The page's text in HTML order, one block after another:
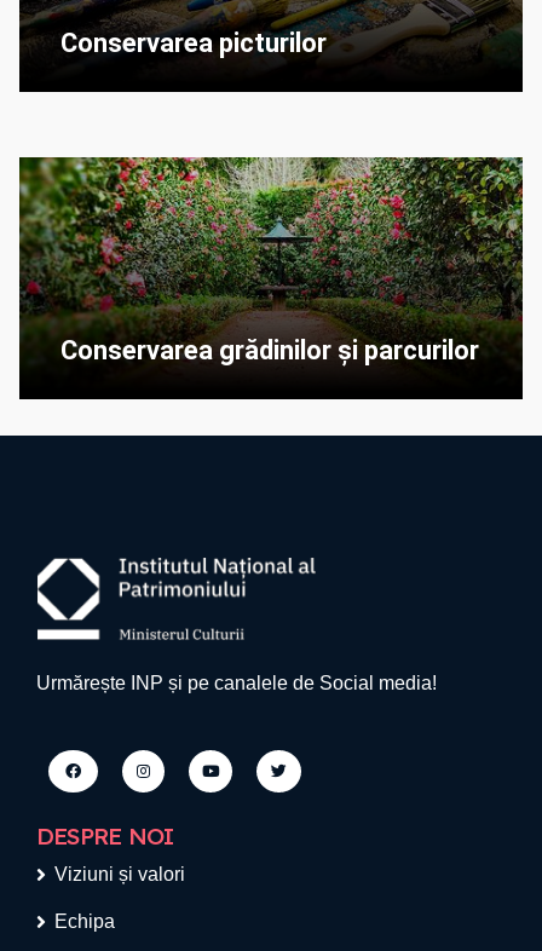
Conservarea picturilor
Conservarea grădinilor și parcurilor
Urmărește INP și pe canalele de Social media!
DESPRE NOI
Viziuni și valori
Echipa